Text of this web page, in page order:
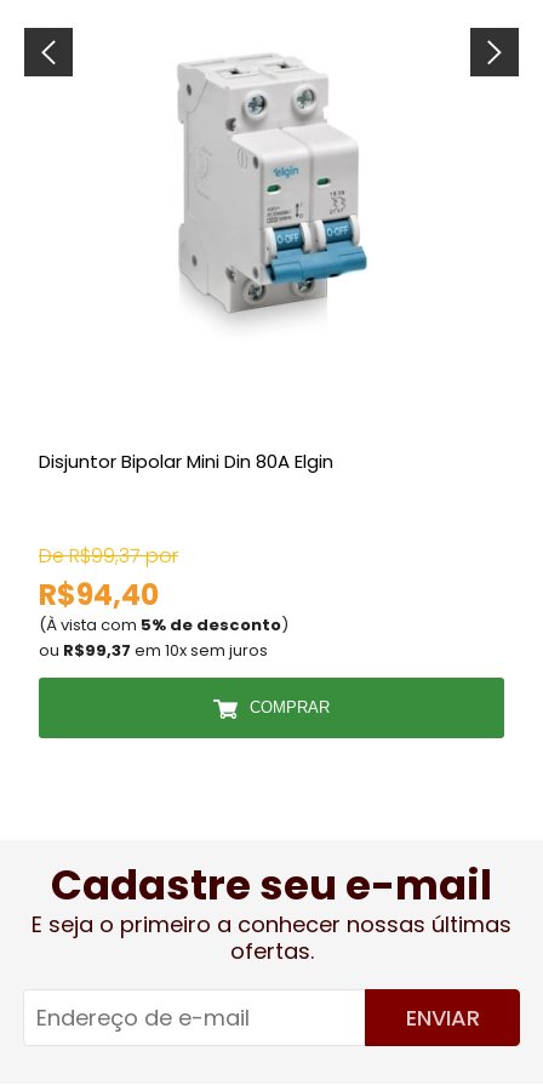
Disjuntor Bipolar Mini Din 80A Elgin
De R$99,37 por
R$94,40
(À vista com 5% de desconto)
ou R$99,37 em 10x sem juros
COMPRAR
Cadastre seu e-mail
E seja o primeiro a conhecer nossas últimas
ofertas.
ENVIAR